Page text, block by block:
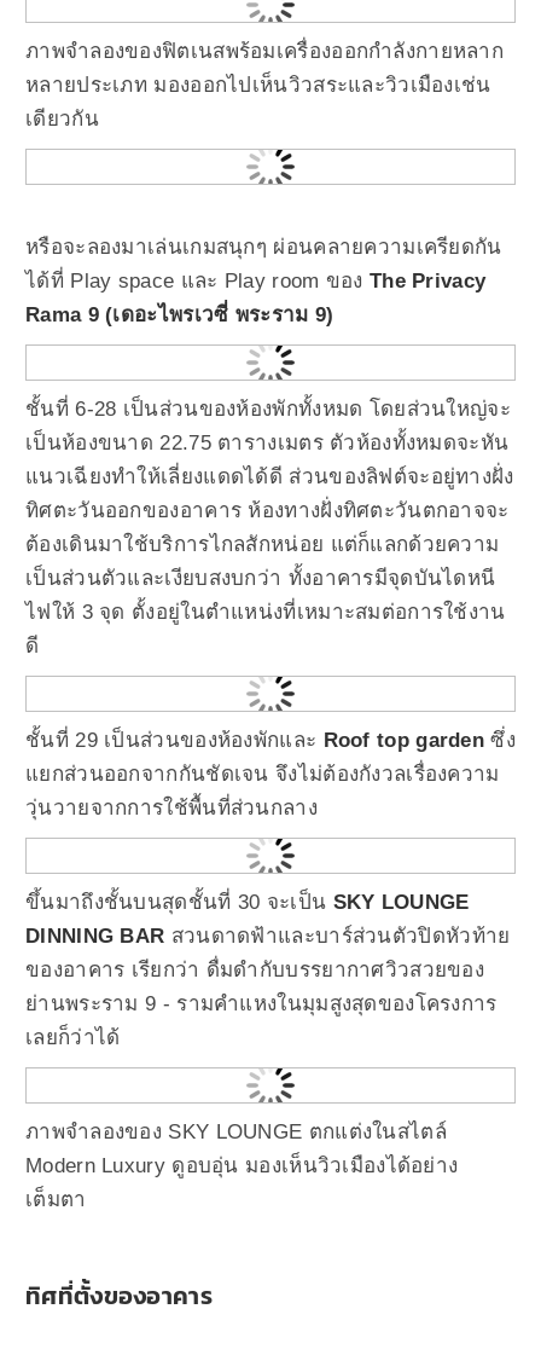
ภาพจำลองของฟิตเนสพร้อมเครื่องออกกำลังกายหลาก
หลายประเภท มองออกไปเห็นวิวสระและวิวเมืองเช่น
เดียวกัน
หรือจะลองมาเล่นเกมสนุกๆ ผ่อนคลายความเครียดกัน
ได้ที่ Play space และ Play room ของ The Privacy
Rama 9 (เดอะไพรเวซี่ พระราม 9)
ชั้นที่ 6-28 เป็นส่วนของห้องพักทั้งหมด โดยส่วนใหญ่จะ
เป็นห้องขนาด 22.75 ตารางเมตร ตัวห้องทั้งหมดจะหัน
แนวเฉียงทำให้เลี่ยงแดดได้ดี ส่วนของลิฟต์จะอยู่ทางฝั่ง
ทิศตะวันออกของอาคาร ห้องทางฝั่งทิศตะวันตกอาจจะ
ต้องเดินมาใช้บริการไกลสักหน่อย แต่ก็แลกด้วยความ
เป็นส่วนตัวและเงียบสงบกว่า ทั้งอาคารมีจุดบันไดหนี
ไฟให้ 3 จุด ตั้งอยู่ในตำแหน่งที่เหมาะสมต่อการใช้งาน
ดี
ชั้นที่ 29 เป็นส่วนของห้องพักและ Roof top garden ซึ่ง
แยกส่วนออกจากกันชัดเจน จึงไม่ต้องกังวลเรื่องความ
วุ่นวายจากการใช้พื้นที่ส่วนกลาง
ขึ้นมาถึงชั้นบนสุดชั้นที่ 30 จะเป็น SKY LOUNGE
DINNING BAR สวนดาดฟ้าและบาร์ส่วนตัวปิดหัวท้าย
ของอาคาร เรียกว่า ดื่มดำกับบรรยากาศวิวสวยของ
ย่านพระราม 9 - รามคำแหงในมุมสูงสุดของโครงการ
เลยก็ว่าได้
ภาพจำลองของ SKY LOUNGE ตกแต่งในสไตล์
Modern Luxury ดูอบอุ่น มองเห็นวิวเมืองได้อย่าง
เต็มตา
ทิศที่ตั้งของอาคาร